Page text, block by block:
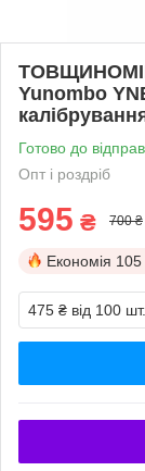
Yunombo
Готово до
Опт і роздріб
595 ₴ 700 ₴
Економія 105
475 ₴ від 100 шт.